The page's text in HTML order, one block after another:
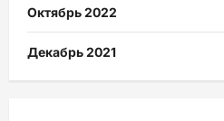
Октябрь 2022
Декабрь 2021